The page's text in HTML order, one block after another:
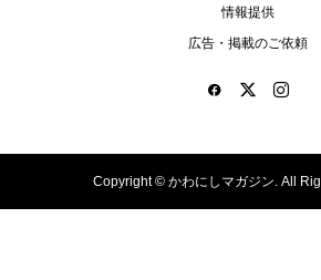
情報提供
広告・掲載のご依頼
Copyright ©かわにしマガジン. All